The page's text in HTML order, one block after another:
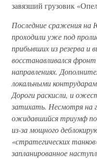
завязший грузовик
Последние сражения
проходили уже под
прибывших из резерва и
восстанавливался фронт
направлениях.
локальными
Дороги раскисли, и
затихать. Несмотря на
ожидавшийся триумф
из-за мощного
«стратегических
запланированное